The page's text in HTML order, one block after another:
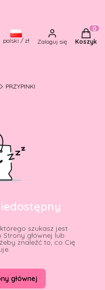
polski / zł Zaloguj się Koszyk
PRZYPINKI
szukasz jest
głównej lub
znaleźć to, co Cię
głównej